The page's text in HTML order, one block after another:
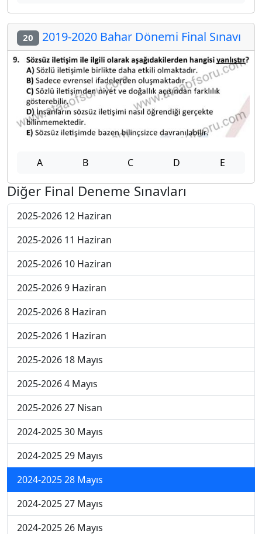
20 2019-2020 Bahar Dönemi Final Sınavı
A B C D E
Diğer Final Deneme Sınavları
2025-2026 12 Haziran
2025-2026 11 Haziran
2025-2026 10 Haziran
2025-2026 9 Haziran
2025-2026 8 Haziran
2025-2026 1 Haziran
2025-2026 18 Mayıs
2025-2026 4 Mayıs
2025-2026 27 Nisan
2024-2025 30 Mayıs
2024-2025 29 Mayıs
2024-2025 28 Mayıs
2024-2025 27 Mayıs
2024-2025 26 Mayıs